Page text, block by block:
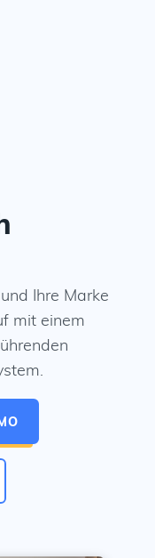
Ihre Marke
mit einem